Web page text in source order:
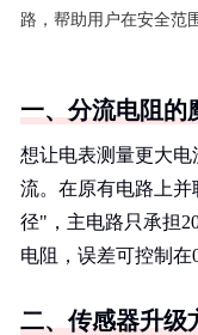
路，帮助用户在安全范
一、分流电阻的
想让电表测量更大
流。在原有电路上
径"，主电路只承担
电阻，误差可控制在
二、传感器升级